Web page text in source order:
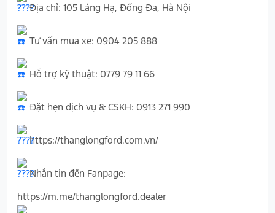
Địa chỉ: 105 Láng Hạ, Đống Đa, Hà Nội
Tư vấn mua xe: 0904 205 888
Hỗ trợ kỹ thuật: 0779 79 11 66
Đặt hẹn dịch vụ & CSKH: 0913 271 990
https://thanglongford.com.vn/
Nhắn tin đến Fanpage:
https://m.me/thanglongford.dealer